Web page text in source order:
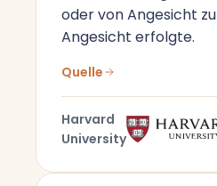
oder von Angesicht zu
Angesicht erfolgte.
Quelle
Harvard
University